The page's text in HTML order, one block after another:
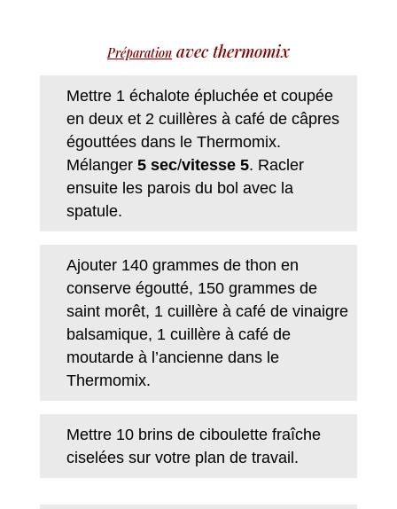
Préparationavec thermomix
Mettre 1 échalote épluchée et coupée
en deux et 2 cuillères à café de câpres
égouttées dans le Thermomix.
Mélanger 5 sec/vitesse 5. Racler
ensuite les parois du bol avec la
spatule.
Ajouter 140 grammes de thon en
conserve égoutté, 150 grammes de
saint morêt, 1 cuillère à café de vinaigre
balsamique, 1 cuillère à café de
moutarde à l’ancienne dans le
Thermomix.
Mettre 10 brins de ciboulette fraîche
ciselées sur votre plan de travail.